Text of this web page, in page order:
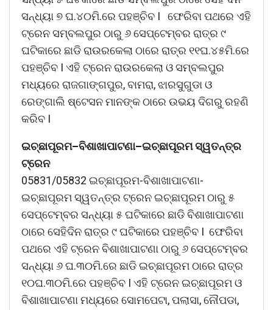
ସନ୍ଧ୍ୟା ୭ ଘ.୪୦ମି.ରେ ପହଞ୍ଚିବ I ଫେରିବା ପଥରେ ଏହି
ଟ୍ରେନ ସମ୍ବଲପୁର ଠାରୁ ୬ ସେପ୍ଟେମ୍ବର ରାତ୍ର ୯
ଘଟିକାରେ ଛାଡି ରାଉରକେଲା ଠାରେ ରାତ୍ର ୧୧ଘ.୪୫ମି.ରେ
ପହଞ୍ଚିବ I ଏହି ଟ୍ରେନ ରାଉରକେଲା ଓ ସମ୍ବଲପୁର
ମଧ୍ୟରେ ରାଜଗାଙ୍ଗପୁର, ବାମରା, ଝାରସୁଗୁଡା ଓ
ରେଙ୍ଗାଲି ଷ୍ଟେସନ ମାନଙ୍କ ଠାରେ ଉଭୟ ଦିଗରୁ ରହଣି
କରିବ I
ଇଚ୍ଛାପୂରମ–ବିଶାଖାପାଟଣା–ଇଚ୍ଛାପୂରମସ୍ୱତନ୍ତ୍ର
ଟ୍ରେନ
05831/05832 ଇଚ୍ଛାପୂରମ-ବିଶାଖାପାଟଣା-
ଇଚ୍ଛାପୂରମ ସ୍ୱତନ୍ତ୍ର ଟ୍ରେନ ଇଚ୍ଛାପୂରମ ଠାରୁ ୫
ସେପ୍ଟେମ୍ବର ସନ୍ଧ୍ୟା ୫ ଘଟିକାରେ ଛାଡି ବିଶାଖାପାଟଣା
ଠାରେ ସେହିଦିନ ରାତ୍ର ୯ ଘଟିକାରେ ପହଞ୍ଚିବ I ଫେରିବା
ପଥରେ ଏହି ଟ୍ରେନ ବିଶାଖାପାଟଣା ଠାରୁ ୬ ସେପ୍ଟେମ୍ବର
ସନ୍ଧ୍ୟା ୬ ଘ.୩୦ମି.ରେ ଛାଡି ଇଚ୍ଛାପୂରମ ଠାରେ ରାତ୍ର
୧୦ଘ.୩୦ମି.ରେ ପହଞ୍ଚିବ I ଏହି ଟ୍ରେନ ଇଚ୍ଛାପୂରମ ଓ
ବିଶାଖାପାଟଣା ମଧ୍ୟରେ ସୋମପେଟା, ପଲାସା, ନୌପଡା,